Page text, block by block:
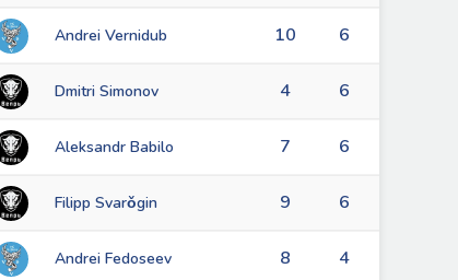
Andrei Vernidub 10 6
Dmitri Simonov 4 6
Aleksandr Babilo 7 6
Filipp Svarǒgin 9 6
Andrei Fedoseev 8 4